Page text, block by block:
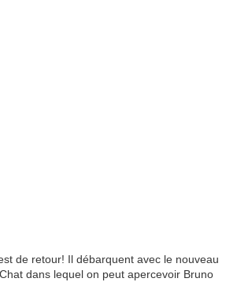
de retour! Il débarquent avec le nouveau
dans lequel on peut apercevoir Bruno